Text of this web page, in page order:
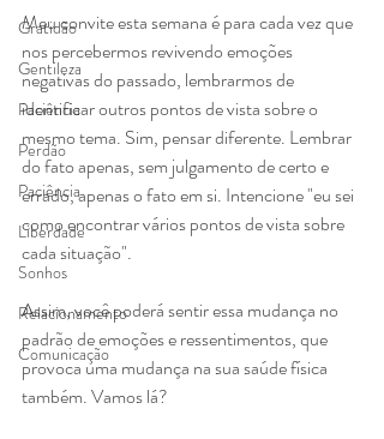
Gratidão
Gentileza
Paciência
Perdão
Paciência
Liberdade
Sonhos
Relacionamento
Comunicação
Meu convite esta semana é para cada vez que
nos percebermos revivendo emoções
negativas do passado, lembrarmos de
identificar outros pontos de vista sobre o
mesmo tema. Sim, pensar diferente. Lembrar
do fato apenas, sem julgamento de certo e
errado, apenas o fato em si. Intencione "eu sei
como encontrar vários pontos de vista sobre
cada situação".
Assim, você poderá sentir essa mudança no
padrão de emoções e ressentimentos, que
provoca uma mudança na sua saúde física
também. Vamos lá?